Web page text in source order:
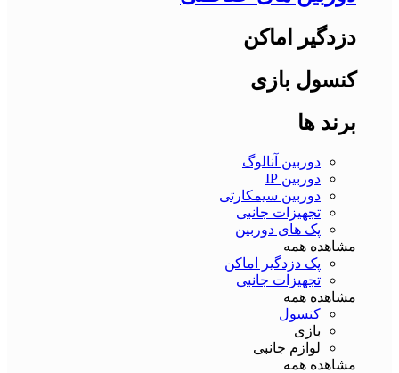
دزدگیر اماکن
کنسول بازی
برند ها
دوربین آنالوگ
دوربین IP
دوربین سیمکارتی
تجهیزات جانبی
پک های دوربین
مشاهده همه
پک دزدگیر اماکن
تجهیزات جانبی
مشاهده همه
کنسول
بازی
لوازم جانبی
مشاهده همه